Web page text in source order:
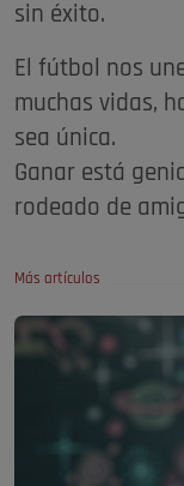
sin éxito.
El fútbol nos
muchas vidas,
sea única.
Ganar está
rodeado de
Más artículos